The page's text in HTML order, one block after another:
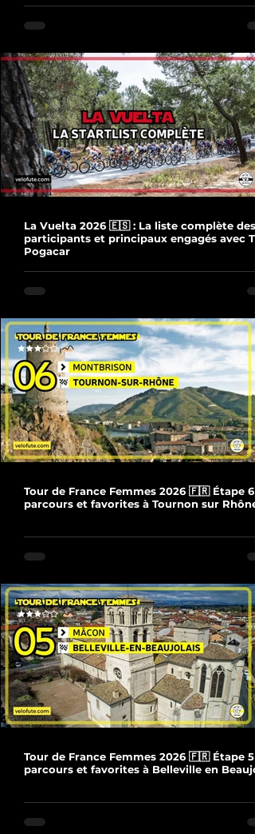
La Vuelta 2026 🇪🇸 : La liste complète des
participants et principaux engagés avec
Pogacar
Tour de France Femmes 2026 🇫🇷 Étape 6 :
parcours et favorites à Tournon sur Rhône
Tour de France Femmes 2026 🇫🇷 Étape 5 :
parcours et favorites à Belleville en